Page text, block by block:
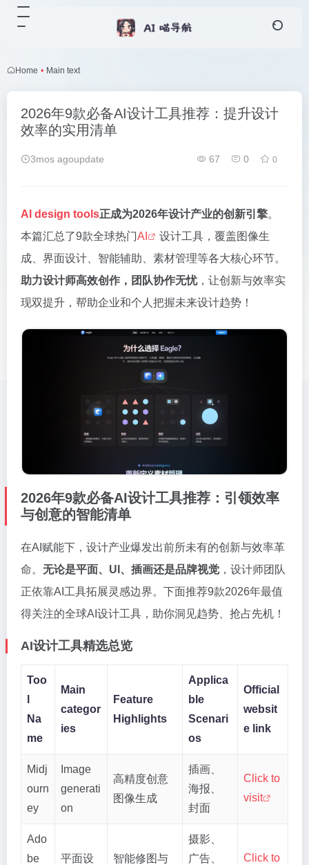
Home • Main text
2026年9款必备AI设计工具推荐：提升设计
效率的实用清单
3mos agoupdate 67 0 0
AI design tools正成为2026年设计产业的创新引擎。
本篇汇总了9款全球热门AI
设计工具，覆盖图像生
成、界面设计、智能辅助、素材管理等各大核心环节。
助力设计师高效创作，团队协作无忧，让创新与效率实
现双提升，帮助企业和个人把握未来设计趋势！
2026年9款必备AI设计工具推荐：引领效率
与创意的智能清单
在AI赋能下，设计产业爆发出前所未有的创新与效率革
命。 无论是平面、UI、插画还是品牌视觉 ，设计师团队
正依靠AI工具拓展灵感边界。下面推荐9款2026年最值
得关注的全球AI设计工具，助你洞见趋势、抢占先机！
AI设计工具精选总览
Too
Na
me
Main
categor
ies
Feature
Highlights
Applica
ble
Scenari
os
Official
websit
e link
Midj
ourn
ey
Image
generati
on
高精度创意
图像生成
插画、
海报、
封面
Click to
visit
Ado
be
平面设
智能修图与
摄影、
广告、
Click to